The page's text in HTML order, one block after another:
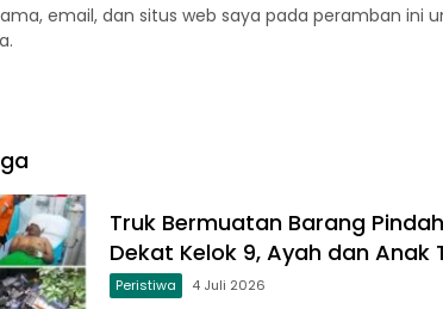
email, dan situs web saya pada peramban ini
Truk Bermuatan Barang
Dekat Kelok 9, Ayah dan Anak
Peristiwa 4 Juli 2026